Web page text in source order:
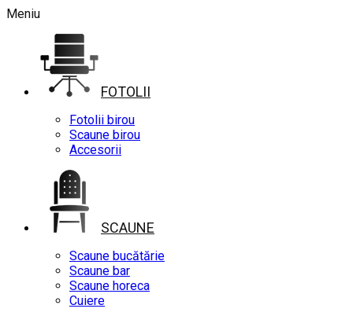
Meniu
FOTOLII
Fotolii birou
Scaune birou
Accesorii
SCAUNE
Scaune bucătărie
Scaune bar
Scaune horeca
Cuiere